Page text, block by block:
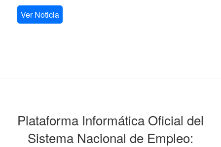
Ver Noticia
Plataforma Informática Oficial del
Sistema Nacional de Empleo: